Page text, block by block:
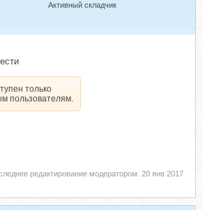
Активный складчик
только
пользователям.
редактирование модератором: 20 янв 2017